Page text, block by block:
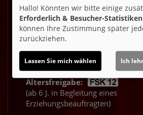
Altersfreigabe:
(ab 6 J. in Begleitung eines
Erziehungsbeauftragten)
Hallo! Könnten wir bitte einige
Erforderlich & Besucher-Statistiken
können Ihre Zustimmung später
zurückziehen.
Lassen Sie mich wählen Ich